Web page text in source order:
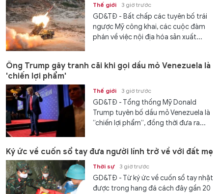
Thế giới 3 giờ trước
GD&TĐ - Bất chấp các tuyên bố trái
ngược Mỹ công khai, các cuộc đàm
phán về việc nội địa hóa sản xuất...
Ông Trump gây tranh cãi khi gọi dầu mỏ Venezuela là
'chiến lợi phẩm'
Thế giới 3 giờ trước
GD&TĐ - Tổng thống Mỹ Donald
Trump tuyên bố dầu mỏ Venezuela là
“chiến lợi phẩm”, đồng thời đưa ra...
Ký ức về cuốn sổ tay đưa người lính trở về với đất mẹ
Thời sự 3 giờ trước
GD&TĐ - Từ ký ức về cuốn sổ tay nhặt
được trong hang đá cách đây gần 20